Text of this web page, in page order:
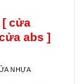
[ cửa
abs ]
NHỰA